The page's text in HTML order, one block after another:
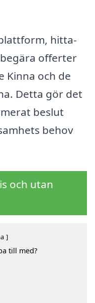
hitta-
offerter
Kinna och de
Detta gör det
beslut
behov
och utan
till med?